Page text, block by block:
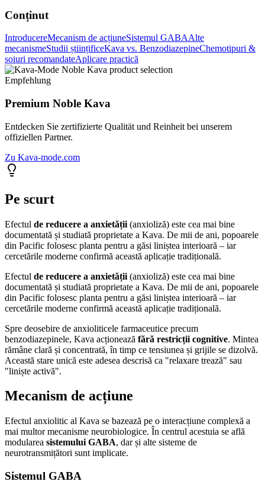
Conținut
IntroducereMecanism de acțiuneSistemul GABAAlte
mecanismeStudii științificeKava vs. BenzodiazepineChemotipuri &
soiuri recomandateAplicare practică
Empfehlung
Premium Noble Kava
Entdecken Sie zertifizierte Qualität und Reinheit bei unserem
offiziellen Partner.
Zu Kava-mode.com
Pe scurt
Efectul de reducere a anxietății (anxioliză) este cea mai bine
documentată și studiată proprietate a Kava. De mii de ani, popoarele
din Pacific folosesc planta pentru a găsi liniștea interioară – iar
cercetările moderne confirmă această aplicație tradițională.
Efectul de reducere a anxietății (anxioliză) este cea mai bine
documentată și studiată proprietate a Kava. De mii de ani, popoarele
din Pacific folosesc planta pentru a găsi liniștea interioară – iar
cercetările moderne confirmă această aplicație tradițională.
Spre deosebire de anxioliticele farmaceutice precum
benzodiazepinele, Kava acționează fără restricții cognitive. Mintea
rămâne clară și concentrată, în timp ce tensiunea și grijile se dizolvă.
Această stare unică este adesea descrisă ca "relaxare trează" sau
"liniște activă".
Mecanism de acțiune
Efectul anxiolitic al Kava se bazează pe o interacțiune complexă a
mai multor mecanisme neurobiologice. În centrul acestuia se află
modularea sistemului GABA, dar și alte sisteme de
neurotransmițători sunt implicate.
Sistemul GABA